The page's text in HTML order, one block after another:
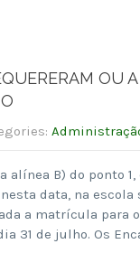
OU
alínea B) do ponto
data, na escola
a matrícula para
31 de julho. Os